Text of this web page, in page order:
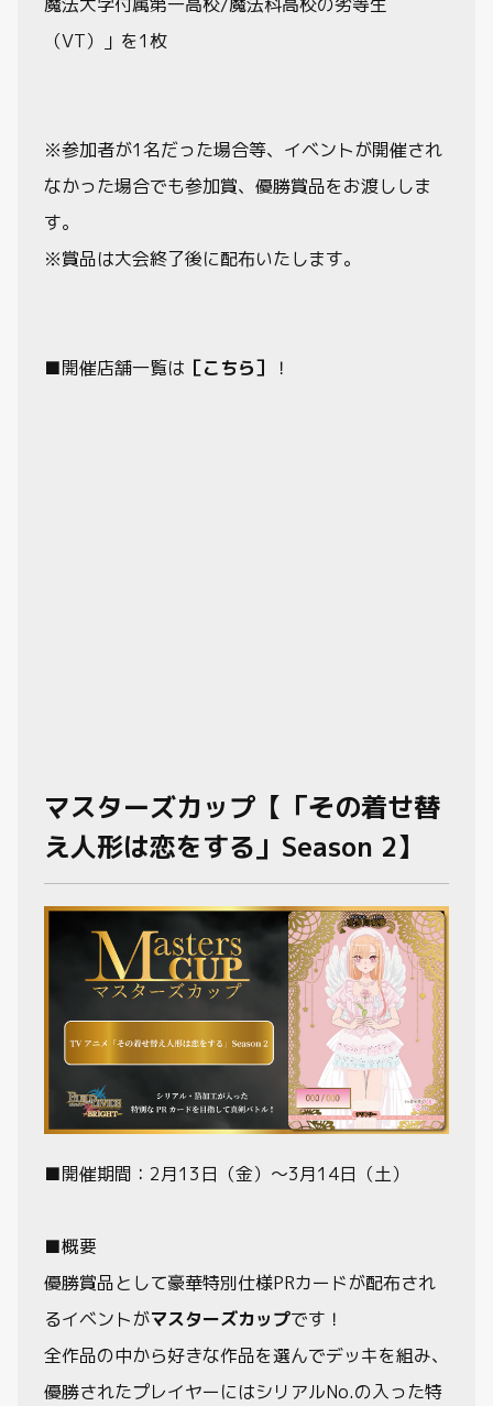
（VT）」を1枚
※参加者が1名だった場合等、イベントが開催され
なかった場合でも参加賞、優勝賞品をお渡ししま
す。
※賞品は大会終了後に配布いたします。
■開催店舗一覧は ［こちら］ ！
マスターズカップ【「その着せ替
え人形は恋をする」Season 2】
■開催期間：2月13日（金）～3月14日（土）
■概要
優勝賞品として豪華特別仕様PRカードが配布され
るイベントがマスターズカップです！
全作品の中から好きな作品を選んでデッキを組み、
優勝されたプレイヤーにはシリアルNo.の入った特